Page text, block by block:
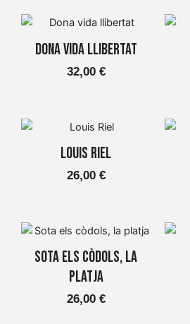
Dona vida llibertat
32,00 €
Louis Riel
26,00 €
Sota els còdols, la
platja
26,00 €